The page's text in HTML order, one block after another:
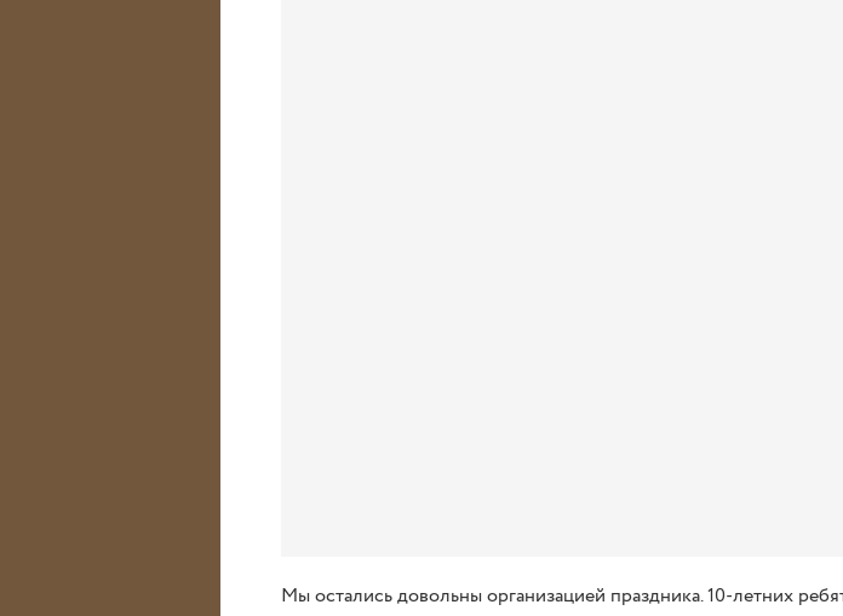
Мы остались довольны организацией праздника. 10-летних